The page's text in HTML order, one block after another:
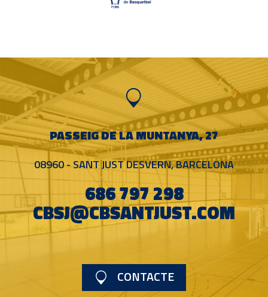
PASSEIG DE LA MUNTANYA, 27
08960 - SANT JUST DESVERN, BARCELONA
686 797 298
CBSJ@CBSANTJUST.COM
CONTACTE